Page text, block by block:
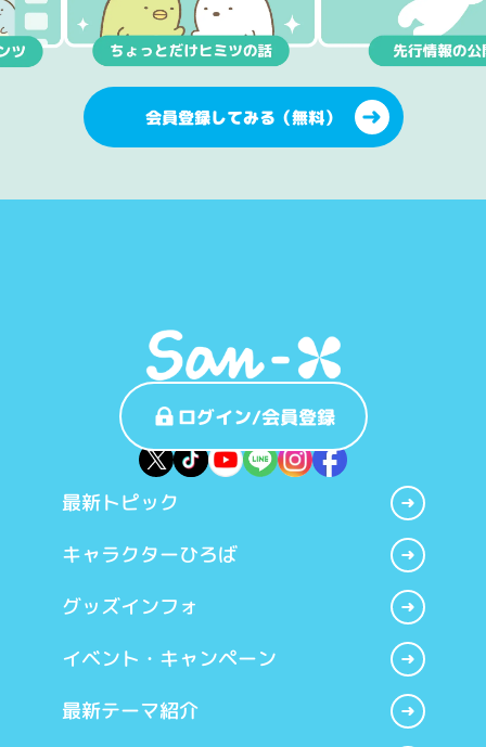
会員登録してみる（無料）
ログイン/会員登録
最新トピック
キャラクターひろば
グッズインフォ
イベント・キャンペーン
最新テーマ紹介